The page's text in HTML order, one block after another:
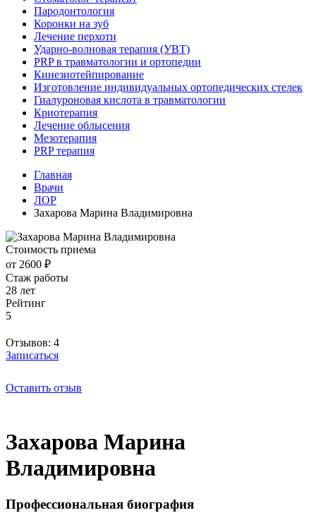
Пародонтология
Коронки на зуб
Лечение перхоти
Ударно-волновая терапия (УВТ)
PRP в травматологии и ортопедии
Кинезиотейпирование
Изготовление индивидуальных ортопедических стелек
Гиалуроновая кислота в травматологии
Криотерапия
Лечение облысения
Мезотерапия
PRP терапия
Главная
Врачи
ЛОР
Захарова Марина Владимировна
Стоимость приема
от 2600 ₽
Стаж работы
28 лет
Рейтинг
5
Отзывов: 4
Записаться
Оставить отзыв
Захарова Марина
Владимировна
Профессиональная биография